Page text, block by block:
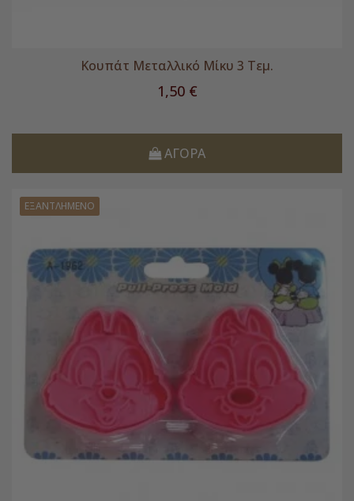
Κουπάτ Μεταλλικό Μίκυ 3 Τεμ.
Τιμή
1,50 €
ΑΓΟΡΆ
ΕΞΑΝΤΛΗΜΈΝΟ